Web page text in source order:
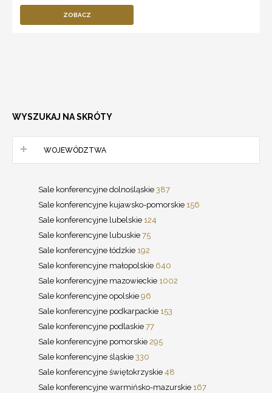
ZOBACZ
WYSZUKAJ NA SKRÓTY
WOJEWÓDZTWA
Sale konferencyjne dolnośląskie 387
Sale konferencyjne kujawsko-pomorskie 156
Sale konferencyjne lubelskie 124
Sale konferencyjne lubuskie 75
Sale konferencyjne łódzkie 192
Sale konferencyjne małopolskie 640
Sale konferencyjne mazowieckie 1002
Sale konferencyjne opolskie 96
Sale konferencyjne podkarpackie 153
Sale konferencyjne podlaskie 77
Sale konferencyjne pomorskie 295
Sale konferencyjne śląskie 330
Sale konferencyjne świętokrzyskie 48
Sale konferencyjne warmińsko-mazurskie 167